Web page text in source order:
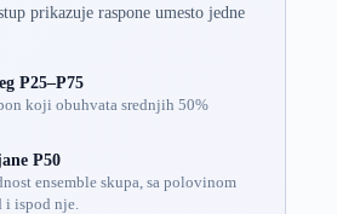
prikazuje raspone umesto jedne
P25–P75
koji obuhvata srednjih 50%
P50
ensemble skupa, sa polovinom
i ispod nje.